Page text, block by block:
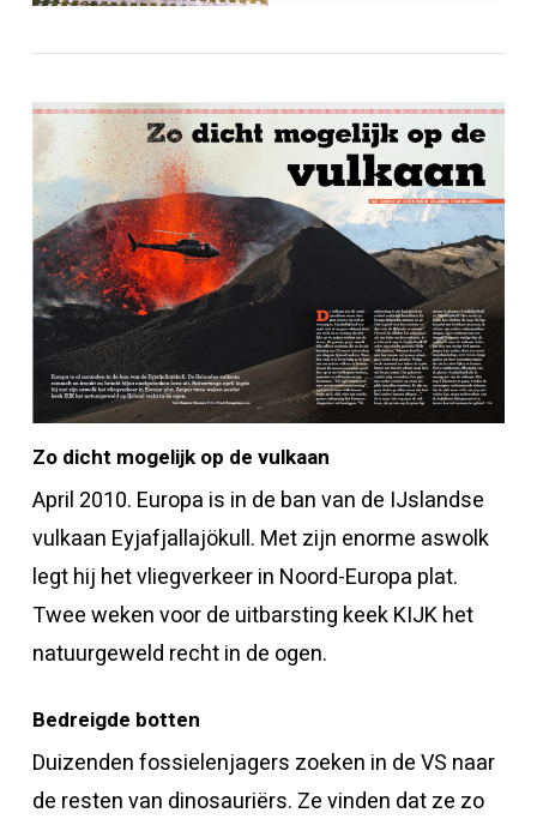
Zo dicht mogelijk op de vulkaan
April 2010. Europa is in de ban van de IJslandse
vulkaan Eyjafjallajökull. Met zijn enorme aswolk
legt hij het vliegverkeer in Noord-Europa plat.
Twee weken voor de uitbarsting keek KIJK het
natuurgeweld recht in de ogen.
Bedreigde botten
Duizenden fossielenjagers zoeken in de VS naar
de resten van dinosauriërs. Ze vinden dat ze zo